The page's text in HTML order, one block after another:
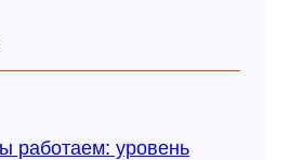
работаем: уровень